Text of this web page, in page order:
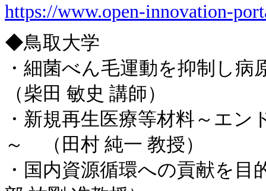
https://www.open-innovation-
◆鳥取大学
・細菌べん毛運動を抑制し
（柴田 敏史 講師）
・新規再生医療等材料～エ
～ （田村 純一 教授）
・国内資源循環への貢献を